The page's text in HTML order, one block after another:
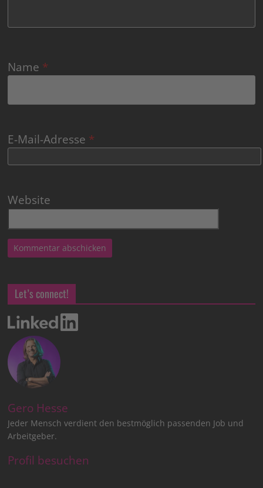
Name *
E-Mail-Adresse *
Website
Let’s connect!
Gero Hesse
Jeder Mensch verdient den bestmöglich passenden Job und
Arbeitgeber.
Profil besuchen